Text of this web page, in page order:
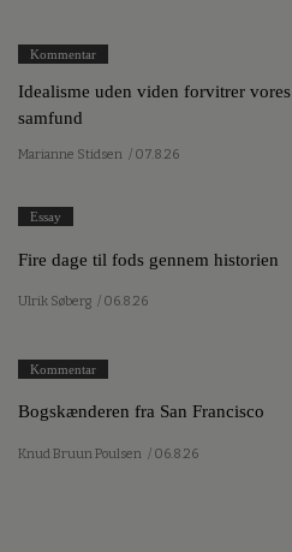
Kommentar
Idealisme uden viden forvitrer vores
samfund
Marianne Stidsen / 07.8.26
Essay
Fire dage til fods gennem historien
Ulrik Søberg / 06.8.26
Kommentar
Bogskænderen fra San Francisco
Knud Bruun Poulsen / 06.8.26